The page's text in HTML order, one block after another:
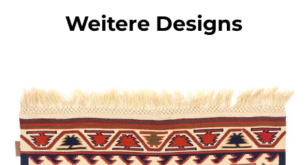
Weitere Designs